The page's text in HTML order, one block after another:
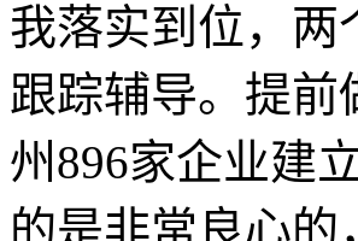
我落实到位，两
跟踪辅导。提
州896家企业建
的是非常良心